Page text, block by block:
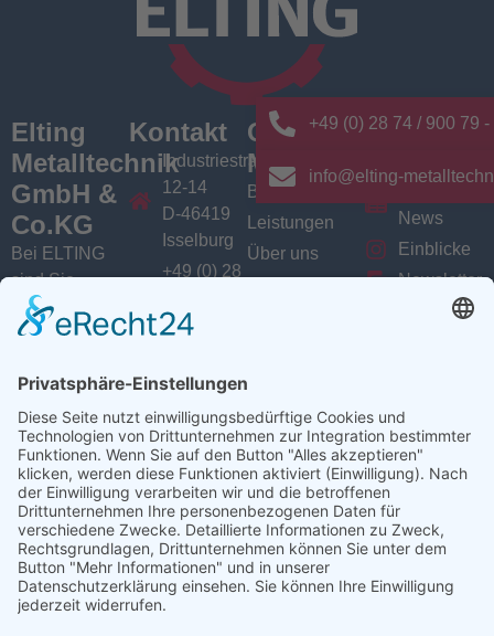
Elting
Metalltechnik
GmbH &
Co.KG
Bei ELTING
sind Sie
richtig, wenn
Sie Fachleute
Profilbearbeitung,
Abkanttechnik,
Schweißtechnik
oder
Baugruppenfertigung
suchen.
Ansprechpartner
Kontakt
Industriestrasse
12-14
D-46419
Isselburg
+49 (0) 28
79 - 0
metalltechnik.de
Quick
Menü
Branchen
Leistungen
Über uns
News/
Aktuelles
News
Einblicke
Newsletter
Linkedin
YouTube
+49 (0) 28 74 / 900 79 -
info@elting-